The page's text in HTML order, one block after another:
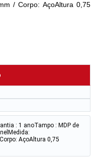
/ Corpo: AçoAltura 0,75
: 1 anoTampo : MDP de
AçoAltura 0,75